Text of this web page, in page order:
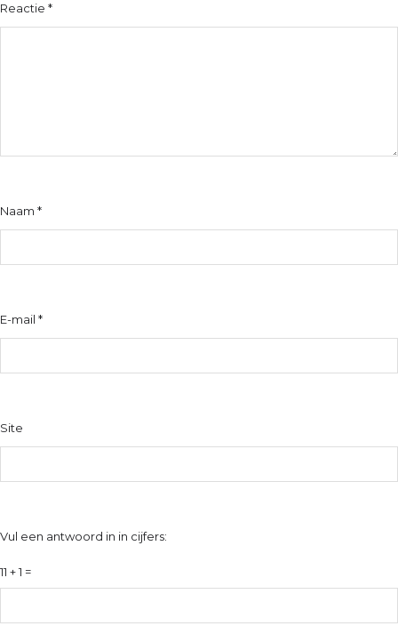
Reactie *
Naam *
E-mail *
Site
Vul een antwoord in in cijfers:
11 + 1 =